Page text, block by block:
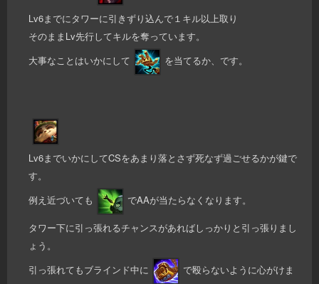
Lv6までにタワーに引きずり込んで１キル以上取り
そのままLv先行してキルを奪っています。
大事なことはいかにして
を当てるか、です。
Lv6までいかにしてCSをあまり落とさず死なず過ごせるかが鍵で
す。
例え近づいても
でAAが当たらなくなります。
タワー下に引っ張れるチャンスがあればしっかりと引っ張りまし
ょう。
引っ張れてもブラインド中に
で殴らないように心がけま